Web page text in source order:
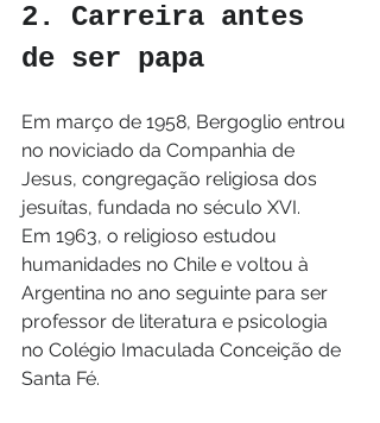
2. Carreira antes
de ser papa
Em março de 1958, Bergoglio entrou
no noviciado da Companhia de
Jesus, congregação religiosa dos
jesuítas, fundada no século XVI.
Em 1963, o religioso estudou
humanidades no Chile e voltou à
Argentina no ano seguinte para ser
professor de literatura e psicologia
no Colégio Imaculada Conceição de
Santa Fé.